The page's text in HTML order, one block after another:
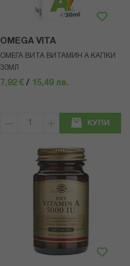
OMEGA VITA
ОМЕГА ВИТА ВИТАМИН А КАПКИ
30МЛ
7,92 € / 15,49 лв.
КУПИ